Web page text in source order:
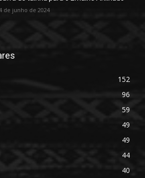
de junho de 2024
152
96
59
49
49
44
40